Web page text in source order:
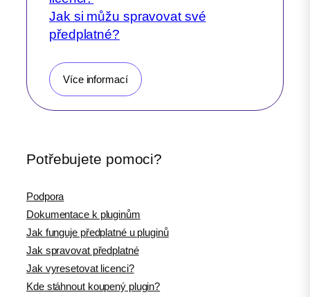
Jak si můžu spravovat své
předplatné?
Více informací
Potřebujete pomoci?
Podpora
Dokumentace k pluginům
Jak funguje předplatné u pluginů
Jak spravovat předplatné
Jak vyresetovat licenci?
Kde stáhnout koupený plugin?